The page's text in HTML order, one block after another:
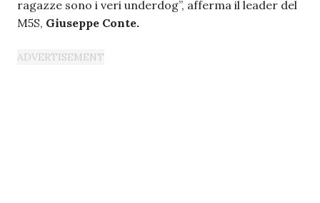
ragazze sono i veri underdog”, afferma il leader del
M5S, Giuseppe Conte.